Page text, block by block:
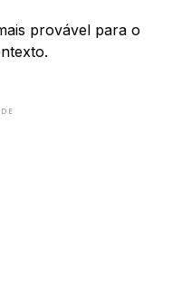
provável para o